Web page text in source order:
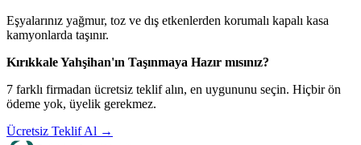
Eşyalarınız yağmur, toz ve dış etkenlerden korumalı kapalı kasa
kamyonlarda taşınır.
Kırıkkale Yahşihan'ın Taşınmaya Hazır mısınız?
7 farklı firmadan ücretsiz teklif alın, en uygununu seçin. Hiçbir ön
ödeme yok, üyelik gerekmez.
Ücretsiz Teklif Al →